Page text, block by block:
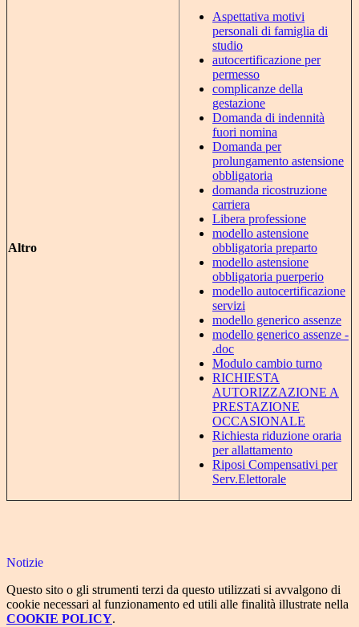
Altro
Aspettativa motivi
personali di famiglia di
studio
autocertificazione per
permesso
complicanze della
gestazione
Domanda di indennità
fuori nomina
Domanda per
prolungamento astensione
obbligatoria
domanda ricostruzione
carriera
Libera professione
modello astensione
obbligatoria preparto
modello astensione
obbligatoria puerperio
modello autocertificazione
servizi
modello generico assenze
modello generico assenze -
.doc
Modulo cambio turno
RICHIESTA
AUTORIZZAZIONE A
PRESTAZIONE
OCCASIONALE
Richiesta riduzione oraria
per allattamento
Riposi Compensativi per
Serv.Elettorale
Notizie
Questo sito o gli strumenti terzi da questo utilizzati si avvalgono di
cookie necessari al funzionamento ed utili alle finalità illustrate nella
COOKIE POLICY.